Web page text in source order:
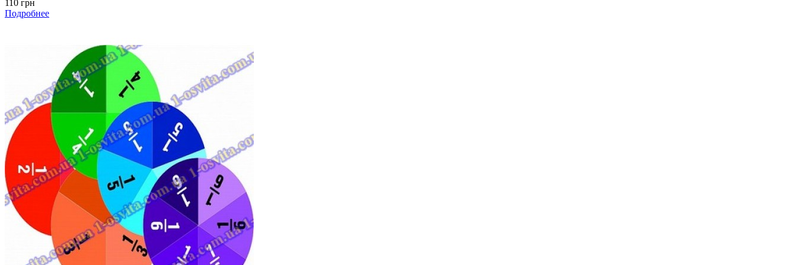
110 грн
Подробнее